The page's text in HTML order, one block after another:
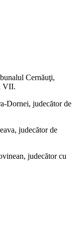
Cernăuţi,
VII.
Dornei, judecător de
judecător de
judecător cu